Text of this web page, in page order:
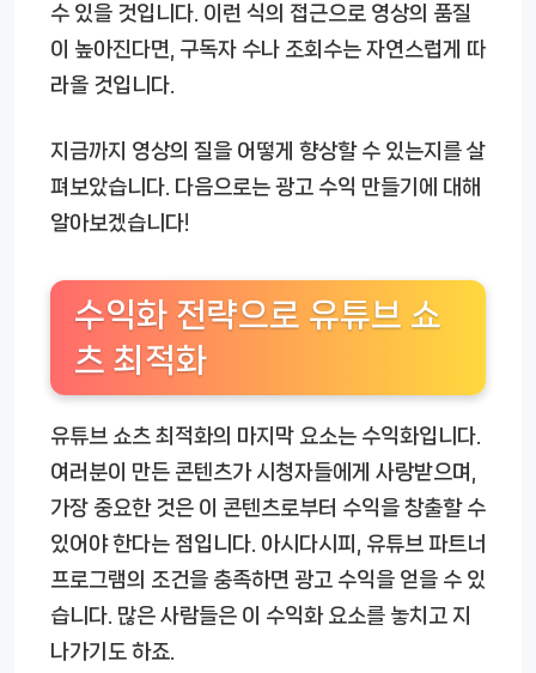
수 있을 것입니다. 이런 식의 접근으로 영상의 품질
이 높아진다면, 구독자 수나 조회수는 자연스럽게 따
라올 것입니다.
지금까지 영상의 질을 어떻게 향상할 수 있는지를 살
펴보았습니다. 다음으로는 광고 수익 만들기에 대해
알아보겠습니다!
수익화 전략으로 유튜브 쇼
츠 최적화
유튜브 쇼츠 최적화의 마지막 요소는 수익화입니다.
여러분이 만든 콘텐츠가 시청자들에게 사랑받으며,
가장 중요한 것은 이 콘텐츠로부터 수익을 창출할 수
있어야 한다는 점입니다. 아시다시피, 유튜브 파트너
프로그램의 조건을 충족하면 광고 수익을 얻을 수 있
습니다. 많은 사람들은 이 수익화 요소를 놓치고 지
나가기도 하죠.